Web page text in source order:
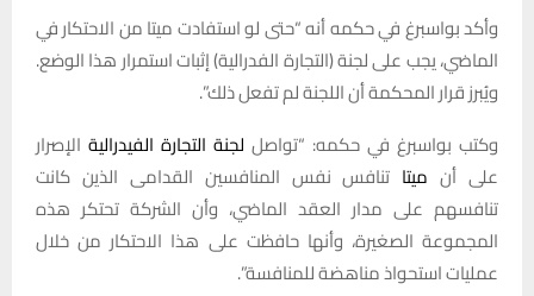
وأكد بواسبرغ في حكمه أنه “حتى لو استفادت ميتا من الاحتكار في
الماضي، يجب على لجنة (التجارة الفدرالية) إثبات استمرار هذا الوضع.
ويُبرز قرار المحكمة أن اللجنة لم تفعل ذلك”.
وكتب بواسبرغ في حكمه: “تواصل لجنة التجارة الفيدرالية الإصرار
على أن ميتا تنافس نفس المنافسين القدامى الذين كانت
تنافسهم على مدار العقد الماضي، وأن الشركة تحتكر هذه
المجموعة الصغيرة، وأنها حافظت على هذا الاحتكار من خلال
عمليات استحواذ مناهضة للمنافسة”.